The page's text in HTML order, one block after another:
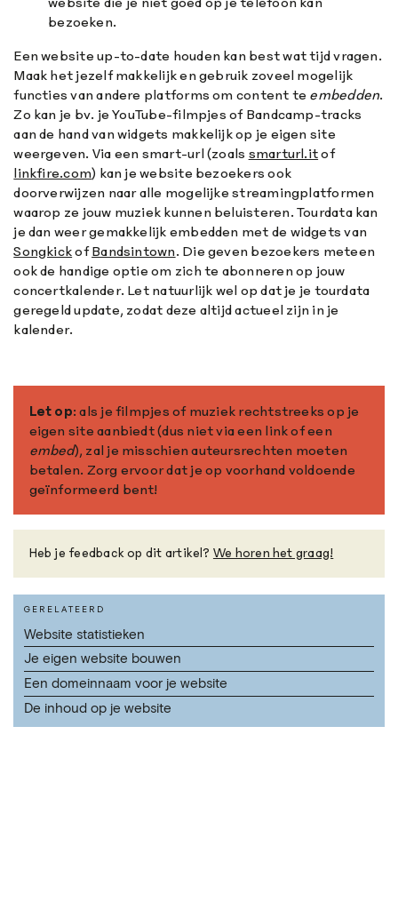
bezoeken.
Een website up-to-date houden kan best wat tijd vragen.
Maak het jezelf makkelijk en gebruik zoveel mogelijk
functies van andere platforms om content te embedden.
Zo kan je bv. je YouTube-filmpjes of Bandcamp-tracks
aan de hand van widgets makkelijk op je eigen site
weergeven. Via een smart-url (zoals smarturl.itof
linkfire.com) kan je website bezoekers ook
doorverwijzen naar alle mogelijke streamingplatformen
waarop ze jouw muziek kunnen beluisteren. Tourdata kan
je dan weer gemakkelijk embedden met de widgets van
SongkickofBandsintown. Die geven bezoekers meteen
ook de handige optie om zich te abonneren op jouw
concertkalender. Let natuurlijk wel op dat je je tourdata
geregeld update, zodat deze altijd actueel zijn in je
kalender.
Let op: als je filmpjes of muziek rechtstreeks op je
eigen site aanbiedt (dus niet via een link of een
embed), zal je misschien auteursrechten moeten
betalen. Zorg ervoor dat je op voorhand voldoende
geïnformeerd bent!
Heb je feedback op dit artikel? We horen het graag!
GERELATEERD
Website statistieken
Je eigen website bouwen
Een domeinnaam voor je website
De inhoud op je website